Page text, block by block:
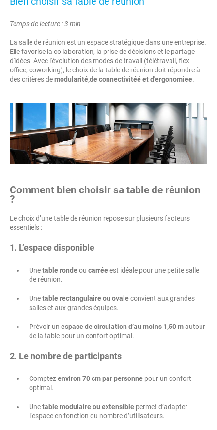
Temps de lecture : 3 min
La salle de réunion est un espace stratégique dans une entreprise.
Elle favorise la collaboration, la prise de décisions et le partage
d'idées. Avec l'évolution des modes de travail (télétravail, flex
office, coworking), le choix de la table de réunion doit répondre à
des critères demodularité,de connectivitéé et d'ergonomiee.
Comment bien choisir sa table de réunion
?
Le choix d’une table de réunion repose sur plusieurs facteurs
essentiels :
1. L’espace disponible
Unetable rondeou carréeest idéale pour une petite salle
de réunion.
Unetable rectangulaire ou ovaleconvient aux grandes
salles et aux grandes équipes.
Prévoir un espace de circulation d’au moins 1,50 mautour
de la table pour un confort optimal.
2. Le nombre de participants
Comptezenviron 70 cm par personne pour un confort
optimal.
Unetable modulaire ou extensible permet d’adapter
l’espace en fonction du nombre d’utilisateurs.